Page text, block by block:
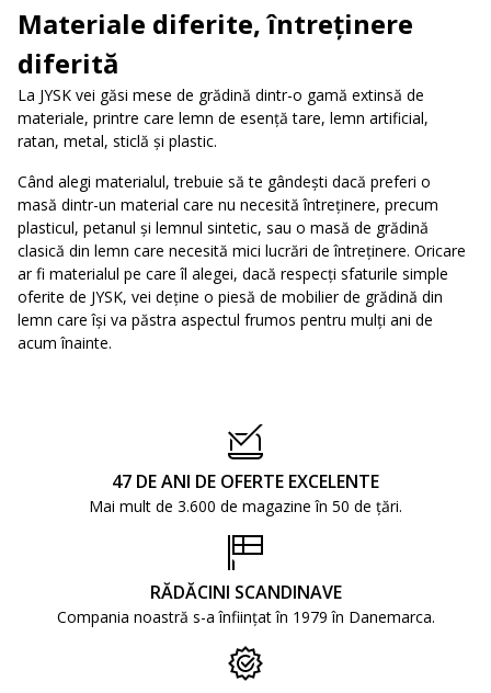
Materiale diferite, întreținere
diferită
La JYSK vei găsi mese de grădină dintr-o gamă extinsă de
materiale, printre care lemn de esenţă tare, lemn artificial,
ratan, metal, sticlă şi plastic.
Când alegi materialul, trebuie să te gândești dacă preferi o
masă dintr-un material care nu necesită întreţinere, precum
plasticul, petanul şi lemnul sintetic, sau o masă de grădină
clasică din lemn care necesită mici lucrări de întreţinere. Oricare
ar fi materialul pe care îl alegei, dacă respecţi sfaturile simple
oferite de JYSK, vei deţine o piesă de mobilier de grădină din
lemn care îşi va păstra aspectul frumos pentru mulţi ani de
acum înainte.
47 DE ANI DE OFERTE EXCELENTE
Mai mult de 3.600 de magazine în 50 de țări.
RĂDĂCINI SCANDINAVE
Compania noastră s-a înființat în 1979 în Danemarca.